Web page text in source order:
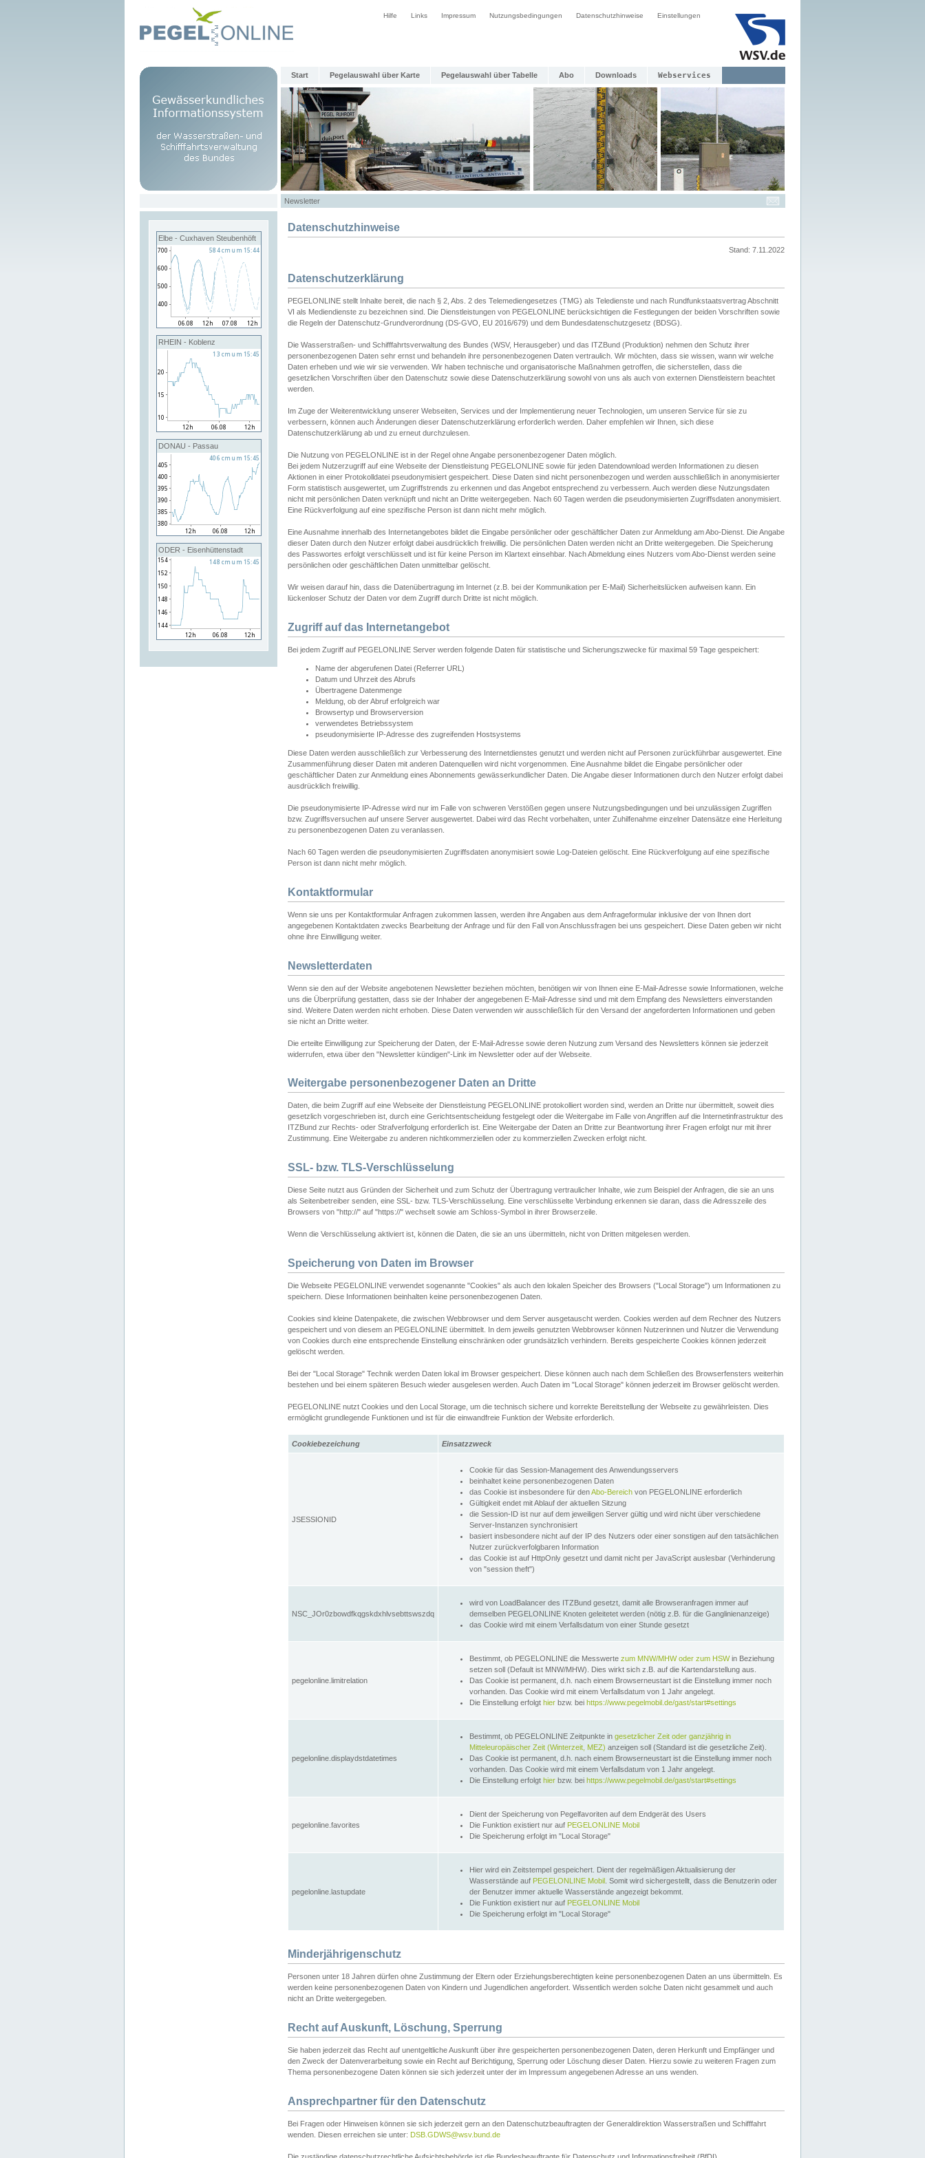
Hilfe Links Impressum Nutzungsbedingungen Datenschutzhinweise Einstellungen
Start Pegelauswahl über Karte Pegelauswahl über Tabelle Abo Downloads Webservices
Newsletter
Elbe - Cuxhaven Steubenhöft
RHEIN - Koblenz
DONAU - Passau
ODER - Eisenhüttenstadt
Datenschutzhinweise
Stand: 7.11.2022
Datenschutzerklärung
PEGELONLINE stellt Inhalte bereit, die nach § 2, Abs. 2 des Telemediengesetzes (TMG) als Teledienste und nach Rundfunkstaatsvertrag Abschnitt
VI als Mediendienste zu bezeichnen sind. Die Dienstleistungen von PEGELONLINE berücksichtigen die Festlegungen der beiden Vorschriften sowie
die Regeln der Datenschutz-Grundverordnung (DS-GVO, EU 2016/679) und dem Bundesdatenschutzgesetz (BDSG).
Die Wasserstraßen- und Schifffahrtsverwaltung des Bundes (WSV, Herausgeber) und das ITZBund (Produktion) nehmen den Schutz ihrer
personenbezogenen Daten sehr ernst und behandeln ihre personenbezogenen Daten vertraulich. Wir möchten, dass sie wissen, wann wir welche
Daten erheben und wie wir sie verwenden. Wir haben technische und organisatorische Maßnahmen getroffen, die sicherstellen, dass die
gesetzlichen Vorschriften über den Datenschutz sowie diese Datenschutzerklärung sowohl von uns als auch von externen Dienstleistern beachtet
werden.
Im Zuge der Weiterentwicklung unserer Webseiten, Services und der Implementierung neuer Technologien, um unseren Service für sie zu
verbessern, können auch Änderungen dieser Datenschutzerklärung erforderlich werden. Daher empfehlen wir Ihnen, sich diese
Datenschutzerklärung ab und zu erneut durchzulesen.
Die Nutzung von PEGELONLINE ist in der Regel ohne Angabe personenbezogener Daten möglich.
Bei jedem Nutzerzugriff auf eine Webseite der Dienstleistung PEGELONLINE sowie für jeden Datendownload werden Informationen zu diesen
Aktionen in einer Protokolldatei pseudonymisiert gespeichert. Diese Daten sind nicht personenbezogen und werden ausschließlich in anonymisierter
Form statistisch ausgewertet, um Zugriffstrends zu erkennen und das Angebot entsprechend zu verbessern. Auch werden diese Nutzungsdaten
nicht mit persönlichen Daten verknüpft und nicht an Dritte weitergegeben. Nach 60 Tagen werden die pseudonymisierten Zugriffsdaten anonymisiert.
Eine Rückverfolgung auf eine spezifische Person ist dann nicht mehr möglich.
Eine Ausnahme innerhalb des Internetangebotes bildet die Eingabe persönlicher oder geschäftlicher Daten zur Anmeldung am Abo-Dienst. Die Angabe
dieser Daten durch den Nutzer erfolgt dabei ausdrücklich freiwillig. Die persönlichen Daten werden nicht an Dritte weitergegeben. Die Speicherung
des Passwortes erfolgt verschlüsselt und ist für keine Person im Klartext einsehbar. Nach Abmeldung eines Nutzers vom Abo-Dienst werden seine
persönlichen oder geschäftlichen Daten unmittelbar gelöscht.
Wir weisen darauf hin, dass die Datenübertragung im Internet (z.B. bei der Kommunikation per E-Mail) Sicherheitslücken aufweisen kann. Ein
lückenloser Schutz der Daten vor dem Zugriff durch Dritte ist nicht möglich.
Zugriff auf das Internetangebot
Bei jedem Zugriff auf PEGELONLINE Server werden folgende Daten für statistische und Sicherungszwecke für maximal 59 Tage gespeichert:
Name der abgerufenen Datei (Referrer URL)
Datum und Uhrzeit des Abrufs
Übertragene Datenmenge
Meldung, ob der Abruf erfolgreich war
Browsertyp und Browserversion
verwendetes Betriebssystem
pseudonymisierte IP-Adresse des zugreifenden Hostsystems
Diese Daten werden ausschließlich zur Verbesserung des Internetdienstes genutzt und werden nicht auf Personen zurückführbar ausgewertet. Eine
Zusammenführung dieser Daten mit anderen Datenquellen wird nicht vorgenommen. Eine Ausnahme bildet die Eingabe persönlicher oder
geschäftlicher Daten zur Anmeldung eines Abonnements gewässerkundlicher Daten. Die Angabe dieser Informationen durch den Nutzer erfolgt dabei
ausdrücklich freiwillig.
Die pseudonymisierte IP-Adresse wird nur im Falle von schweren Verstößen gegen unsere Nutzungsbedingungen und bei unzulässigen Zugriffen
bzw. Zugriffsversuchen auf unsere Server ausgewertet. Dabei wird das Recht vorbehalten, unter Zuhilfenahme einzelner Datensätze eine Herleitung
zu personenbezogenen Daten zu veranlassen.
Nach 60 Tagen werden die pseudonymisierten Zugriffsdaten anonymisiert sowie Log-Dateien gelöscht. Eine Rückverfolgung auf eine spezifische
Person ist dann nicht mehr möglich.
Kontaktformular
Wenn sie uns per Kontaktformular Anfragen zukommen lassen, werden ihre Angaben aus dem Anfrageformular inklusive der von Ihnen dort
angegebenen Kontaktdaten zwecks Bearbeitung der Anfrage und für den Fall von Anschlussfragen bei uns gespeichert. Diese Daten geben wir nicht
ohne ihre Einwilligung weiter.
Newsletterdaten
Wenn sie den auf der Website angebotenen Newsletter beziehen möchten, benötigen wir von Ihnen eine E-Mail-Adresse sowie Informationen, welche
uns die Überprüfung gestatten, dass sie der Inhaber der angegebenen E-Mail-Adresse sind und mit dem Empfang des Newsletters einverstanden
sind. Weitere Daten werden nicht erhoben. Diese Daten verwenden wir ausschließlich für den Versand der angeforderten Informationen und geben
sie nicht an Dritte weiter.
Die erteilte Einwilligung zur Speicherung der Daten, der E-Mail-Adresse sowie deren Nutzung zum Versand des Newsletters können sie jederzeit
widerrufen, etwa über den "Newsletter kündigen"-Link im Newsletter oder auf der Webseite.
Weitergabe personenbezogener Daten an Dritte
Daten, die beim Zugriff auf eine Webseite der Dienstleistung PEGELONLINE protokolliert worden sind, werden an Dritte nur übermittelt, soweit dies
gesetzlich vorgeschrieben ist, durch eine Gerichtsentscheidung festgelegt oder die Weitergabe im Falle von Angriffen auf die Internetinfrastruktur des
ITZBund zur Rechts- oder Strafverfolgung erforderlich ist. Eine Weitergabe der Daten an Dritte zur Beantwortung ihrer Fragen erfolgt nur mit ihrer
Zustimmung. Eine Weitergabe zu anderen nichtkommerziellen oder zu kommerziellen Zwecken erfolgt nicht.
SSL- bzw. TLS-Verschlüsselung
Diese Seite nutzt aus Gründen der Sicherheit und zum Schutz der Übertragung vertraulicher Inhalte, wie zum Beispiel der Anfragen, die sie an uns
als Seitenbetreiber senden, eine SSL- bzw. TLS-Verschlüsselung. Eine verschlüsselte Verbindung erkennen sie daran, dass die Adresszeile des
Browsers von "http://" auf "https://" wechselt sowie am Schloss-Symbol in ihrer Browserzeile.
Wenn die Verschlüsselung aktiviert ist, können die Daten, die sie an uns übermitteln, nicht von Dritten mitgelesen werden.
Speicherung von Daten im Browser
Die Webseite PEGELONLINE verwendet sogenannte "Cookies" als auch den lokalen Speicher des Browsers ("Local Storage") um Informationen zu
speichern. Diese Informationen beinhalten keine personenbezogenen Daten.
Cookies sind kleine Datenpakete, die zwischen Webbrowser und dem Server ausgetauscht werden. Cookies werden auf dem Rechner des Nutzers
gespeichert und von diesem an PEGELONLINE übermittelt. In dem jeweils genutzten Webbrowser können Nutzerinnen und Nutzer die Verwendung
von Cookies durch eine entsprechende Einstellung einschränken oder grundsätzlich verhindern. Bereits gespeicherte Cookies können jederzeit
gelöscht werden.
Bei der "Local Storage" Technik werden Daten lokal im Browser gespeichert. Diese können auch nach dem Schließen des Browserfensters weiterhin
bestehen und bei einem späteren Besuch wieder ausgelesen werden. Auch Daten im "Local Storage" können jederzeit im Browser gelöscht werden.
PEGELONLINE nutzt Cookies und den Local Storage, um die technisch sichere und korrekte Bereitstellung der Webseite zu gewährleisten. Dies
ermöglicht grundlegende Funktionen und ist für die einwandfreie Funktion der Website erforderlich.
Cookiebezeichung Einsatzzweck
JSESSIONID
Cookie für das Session-Management des Anwendungsservers
beinhaltet keine personenbezogenen Daten
das Cookie ist insbesondere für denAbo-Bereich von PEGELONLINE erforderlich
Gültigkeit endet mit Ablauf der aktuellen Sitzung
die Session-ID ist nur auf dem jeweiligen Server gültig und wird nicht über verschiedene
Server-Instanzen synchronisiert
basiert insbesondere nicht auf der IP des Nutzers oder einer sonstigen auf den tatsächlichen
Nutzer zurückverfolgbaren Information
das Cookie ist auf HttpOnly gesetzt und damit nicht per JavaScript auslesbar (Verhinderung
von "session theft")
NSC_JOr0zbowdfkqgskdxhlvsebttswszdq
wird von LoadBalancer des ITZBund gesetzt, damit alle Browseranfragen immer auf
demselben PEGELONLINE Knoten geleitetet werden (nötig z.B. für die Ganglinienanzeige)
das Cookie wird mit einem Verfallsdatum von einer Stunde gesetzt
pegelonline.limitrelation
Bestimmt, ob PEGELONLINE die Messwerte zum MNW/MHW oder zum HSWin Beziehung
setzen soll (Default ist MNW/MHW). Dies wirkt sich z.B. auf die Kartendarstellung aus.
Das Cookie ist permanent, d.h. nach einem Browserneustart ist die Einstellung immer noch
vorhanden. Das Cookie wird mit einem Verfallsdatum von 1 Jahr angelegt.
Die Einstellung erfolgt hier bzw. bei https://www.pegelmobil.de/gast/start#settings
pegelonline.displaydstdatetimes
Bestimmt, ob PEGELONLINE Zeitpunkte in gesetzlicher Zeit oder ganzjährig in
Mitteleuropäischer Zeit (Winterzeit, MEZ) anzeigen soll (Standard ist die gesetzliche Zeit).
Das Cookie ist permanent, d.h. nach einem Browserneustart ist die Einstellung immer noch
vorhanden. Das Cookie wird mit einem Verfallsdatum von 1 Jahr angelegt.
Die Einstellung erfolgt hier bzw. bei https://www.pegelmobil.de/gast/start#settings
pegelonline.favorites
Dient der Speicherung von Pegelfavoriten auf dem Endgerät des Users
Die Funktion existiert nur auf PEGELONLINE Mobil
Die Speicherung erfolgt im "Local Storage"
pegelonline.lastupdate
Hier wird ein Zeitstempel gespeichert. Dient der regelmäßigen Aktualisierung der
Wasserstände auf PEGELONLINE Mobil . Somit wird sichergestellt, dass die Benutzerin oder
der Benutzer immer aktuelle Wasserstände angezeigt bekommt.
Die Funktion existiert nur auf PEGELONLINE Mobil
Die Speicherung erfolgt im "Local Storage"
Minderjährigenschutz
Personen unter 18 Jahren dürfen ohne Zustimmung der Eltern oder Erziehungsberechtigten keine personenbezogenen Daten an uns übermitteln. Es
werden keine personenbezogenen Daten von Kindern und Jugendlichen angefordert. Wissentlich werden solche Daten nicht gesammelt und auch
nicht an Dritte weitergegeben.
Recht auf Auskunft, Löschung, Sperrung
Sie haben jederzeit das Recht auf unentgeltliche Auskunft über ihre gespeicherten personenbezogenen Daten, deren Herkunft und Empfänger und
den Zweck der Datenverarbeitung sowie ein Recht auf Berichtigung, Sperrung oder Löschung dieser Daten. Hierzu sowie zu weiteren Fragen zum
Thema personenbezogene Daten können sie sich jederzeit unter der im Impressum angegebenen Adresse an uns wenden.
Ansprechpartner für den Datenschutz
Bei Fragen oder Hinweisen können sie sich jederzeit gern an den Datenschutzbeauftragten der Generaldirektion Wasserstraßen und Schifffahrt
wenden. Diesen erreichen sie unter: DSB.GDWS@wsv.bund.de